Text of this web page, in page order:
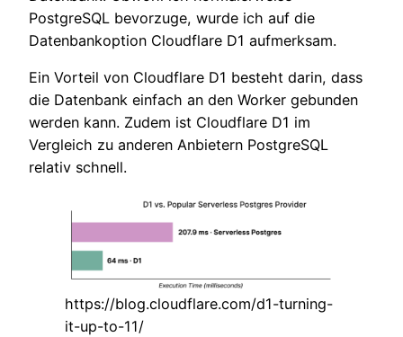
PostgreSQL bevorzuge, wurde ich auf die
Datenbankoption Cloudflare D1 aufmerksam.
Ein Vorteil von Cloudflare D1 besteht darin, dass
die Datenbank einfach an den Worker gebunden
werden kann. Zudem ist Cloudflare D1 im
Vergleich zu anderen Anbietern PostgreSQL
relativ schnell.
https://blog.cloudflare.com/d1-turning-
it-up-to-11/